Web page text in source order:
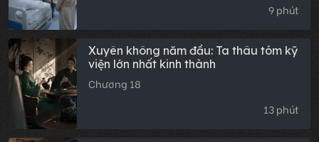
9 phút
Xuyên không năm đầu: Ta thâu tóm kỹ
viện lớn nhất kinh thành
Chương 18
13 phút